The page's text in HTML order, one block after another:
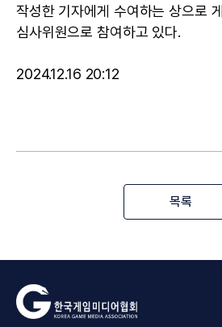
작성한 기자에게 수여하는 상으로
심사위원으로 참여하고 있다.
2024.12.16 20:12
목록